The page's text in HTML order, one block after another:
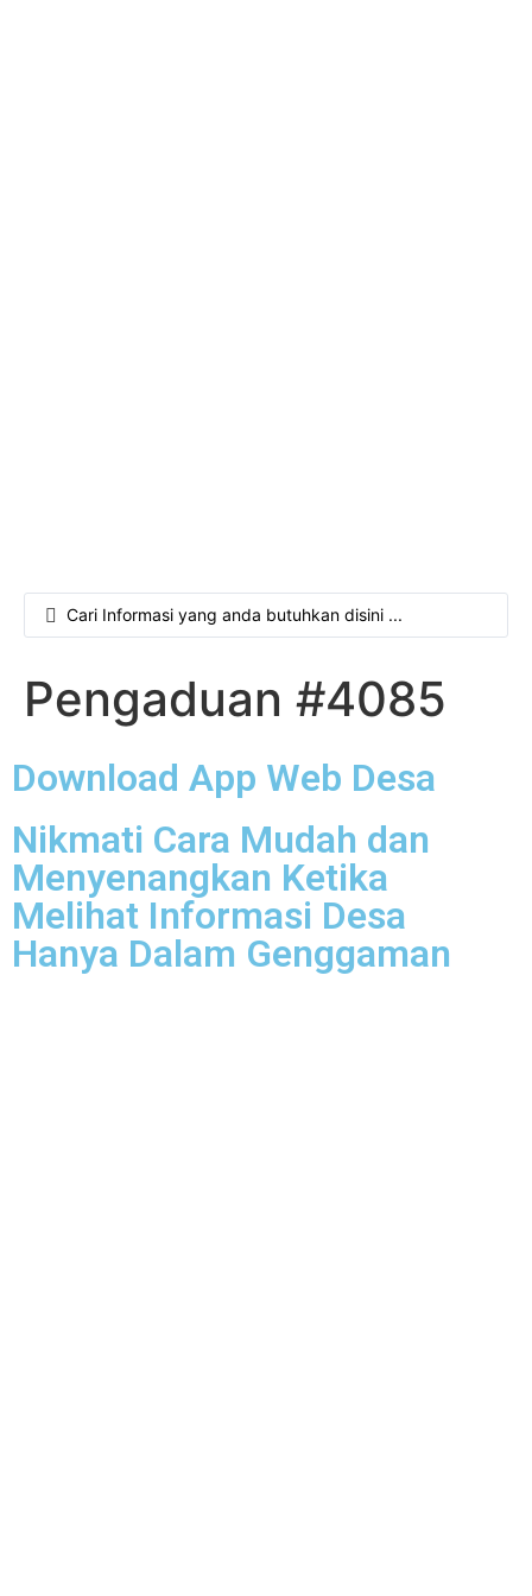
Pengaduan #4085
Download App Web Desa
Nikmati Cara Mudah dan
Menyenangkan Ketika
Melihat Informasi Desa
Hanya Dalam Genggaman